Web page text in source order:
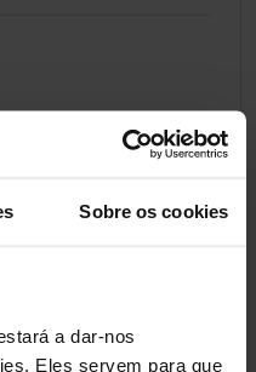
Sobre os cookies
a dar-nos
Eles servem para que